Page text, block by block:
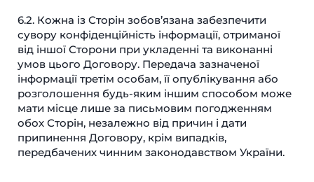
6.2. Кожна із Сторін зобов’язана забезпечити
сувору конфіденційність інформації, отриманої
від іншої Сторони при укладенні та виконанні
умов цього Договору. Передача зазначеної
інформації третім особам, її опублікування або
розголошення будь-яким іншим способом може
мати місце лише за письмовим погодженням
обох Сторін, незалежно від причин і дати
припинення Договору, крім випадків,
передбачених чинним законодавством України.